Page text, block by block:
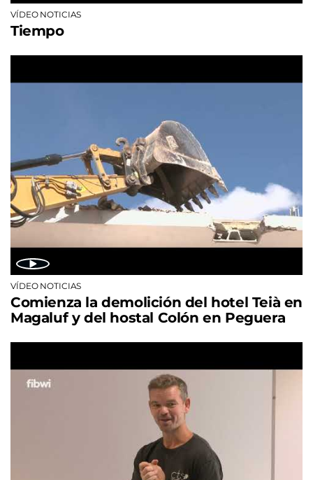
VÍDEO NOTICIAS
Tiempo
VÍDEO NOTICIAS
Comienza la demolición del hotel Teià en
Magaluf y del hostal Colón en Peguera